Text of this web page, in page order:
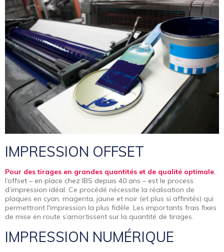
IMPRESSION OFFSET
Pour des tirages en grandes quantités et de qualité optimale,
l’offset – en place chez IBS depuis 40 ans – est le process
d’impression idéal. Ce procédé nécessite la réalisation de
plaques en cyan, magenta, jaune et noir (et plus si affinités) qui
permettront l'impression la plus fidèle. Les importants frais fixes
de mise en route s’amortissent sur la quantité de tirages.
IMPRESSION NUMÉRIQUE